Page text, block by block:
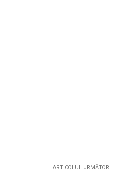
ARTICOLUL URMĂTOR